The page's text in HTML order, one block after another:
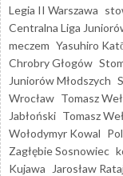
Legia II Warszawa
Centralna Liga
meczem Yasuhiro
Chrobry Głogów
Juniorów Młodszych
Wrocław Tomasz
Jabłoński Tomasz
Wołodymyr Kowal
Zagłębie Sosnowiec
Kujawa
Jarosław